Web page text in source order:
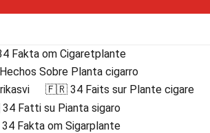
Fakta om Cigaretplante
Sobre Planta cigarro
🇫🇷 34 Faits sur Plante cigare
Fatti su Pianta sigaro
Fakta om Sigarplante